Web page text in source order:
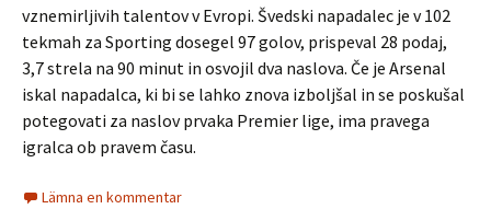
vznemirljivih talentov v Evropi. Švedski napadalec je v 102
tekmah za Sporting dosegel 97 golov, prispeval 28 podaj,
3,7 strela na 90 minut in osvojil dva naslova. Če je Arsenal
iskal napadalca, ki bi se lahko znova izboljšal in se poskušal
potegovati za naslov prvaka Premier lige, ima pravega
igralca ob pravem času.
Lämna en kommentar